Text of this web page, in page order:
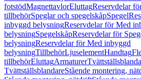
fotstödMagnettavlorEluttagReservdelar
tillbehörSpeglar och spegelskåpSpegel
inbyggd belysningReservdelar för Med
belysningSpegelskåpReservdelar för
belysningReservdelar för Med inbyggd
belysningTillbehörLjuselementHandtag
tillbehörEluttagArmaturer
TvättställsblandareStående montering,